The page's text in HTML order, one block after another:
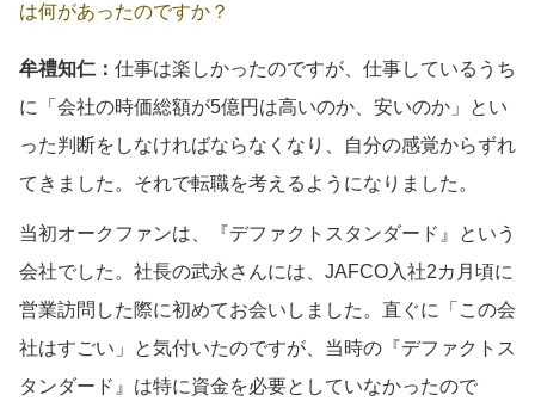
は何があったのですか？
牟禮知仁： 仕事は楽しかったのですが、仕事しているうち
に「会社の時価総額が5億円は高いのか、安いのか」とい
った判断をしなければならなくなり、自分の感覚からずれ
てきました。それで転職を考えるようになりました。
当初オークファンは、『デファクトスタンダード』という
会社でした。社長の武永さんには、JAFCO入社2カ月頃に
営業訪問した際に初めてお会いしました。直ぐに「この会
社はすごい」と気付いたのですが、当時の『デファクトス
タンダード』は特に資金を必要としていなかったので